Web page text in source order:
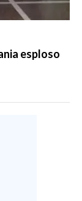
esploso